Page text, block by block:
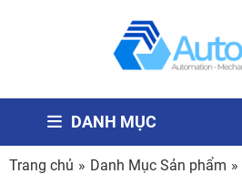
DANH MỤC
Trang chủ » Danh Mục Sản phẩm »